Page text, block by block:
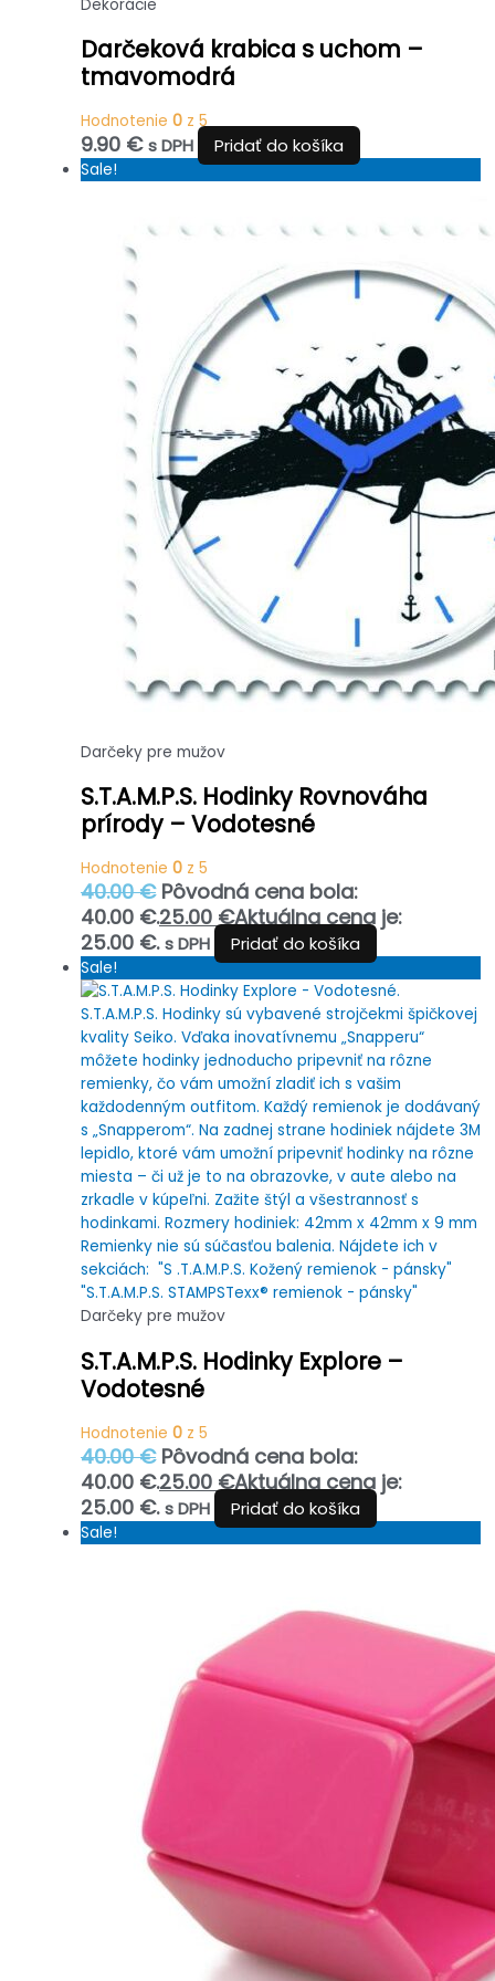
Dekorácie
Darčeková krabica s uchom –
tmavomodrá
Hodnotenie 0 z 5
9.90 € s DPH Pridať do košíka
Sale!
Darčeky pre mužov
S.T.A.M.P.S. Hodinky Rovnováha
prírody – Vodotesné
Hodnotenie 0 z 5
40.00€ Pôvodná cena bola:
40.00 €.25.00 €Aktuálna cena je:
25.00 €. s DPH Pridať do košíka
Sale!
Darčeky pre mužov
S.T.A.M.P.S. Hodinky Explore –
Vodotesné
Hodnotenie 0 z 5
40.00€ Pôvodná cena bola:
40.00 €.25.00 €Aktuálna cena je:
25.00 €. s DPH Pridať do košíka
Sale!